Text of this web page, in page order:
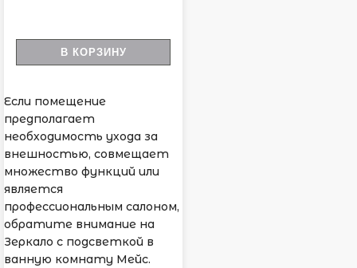
В КОРЗИНУ
Если помещение
предполагает
необходимость ухода за
внешностью, совмещает
множество функций или
является
профессиональным салоном,
обратите внимание на
Зеркало с подсветкой в
ванную комнату Мейс.